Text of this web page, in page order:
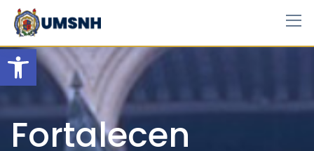
Open toolbar
Skip
content
Fortalecen